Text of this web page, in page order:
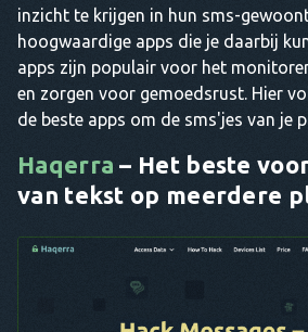
inzicht te krijgen in hun sms-
hoogwaardige apps die je daarbij
apps zijn populair voor het
en zorgen voor gemoedsrust. Hier
de beste apps om de sms'jes van je
Haqerra – Het beste
van tekst op meerdere